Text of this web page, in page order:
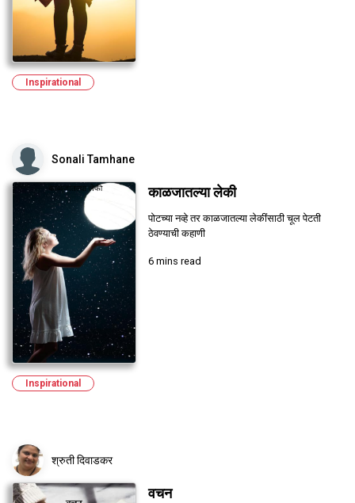
Inspirational
Sonali Tamhane
काळजातल्या लेकी
पोटच्या नव्हे तर काळजातल्या लेकींसाठी चूल पेटती
ठेवण्याची कहाणी
6 mins read
Inspirational
श्रुती दिवाडकर
वचन